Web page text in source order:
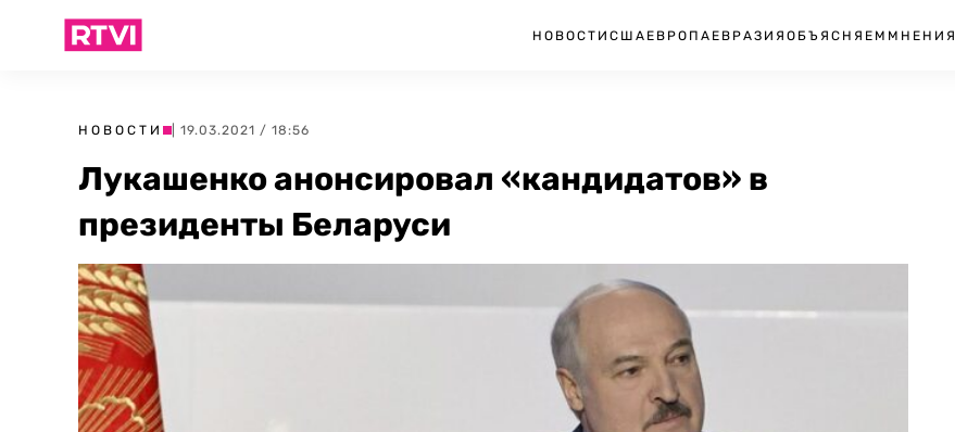
НОВОСТИ США ЕВРОПА ЕВРАЗИЯ ОБЪЯСНЯЕМ МНЕНИЯ
НОВОСТИ | 19.03.2021 / 18:56
Лукашенко анонсировал «кандидатов» в
президенты Беларуси